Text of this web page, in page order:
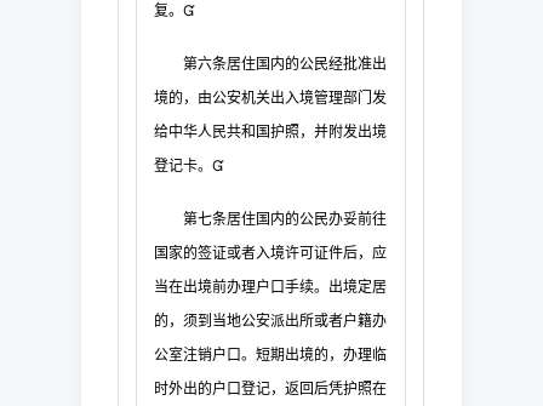
复。
第六条居住国内的公民经批准出
境的，由公安机关出入境管理部门发
给中华人民共和国护照，并附发出境
登记卡。
第七条居住国内的公民办妥前往
国家的签证或者入境许可证件后，应
当在出境前办理户口手续。出境定居
的，须到当地公安派出所或者户籍办
公室注销户口。短期出境的，办理临
时外出的户口登记，返回后凭护照在